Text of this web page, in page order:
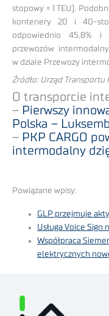
stopowy = 1 TEU).
kontenery 20 i 40-
odpowiednio 45,8% i
przewozów
w dziale Przewozy
Źródło: Urząd Transportu
O transporcie
– Pierwszy
Polska –
– PKP CARGO
intermodalny
Powiązane wpisy:
GLP przejmuje
Usługa Voice Sign
Współpraca
elektrycznych